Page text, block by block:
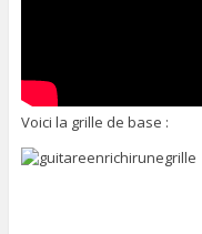
Voici la grille de base :